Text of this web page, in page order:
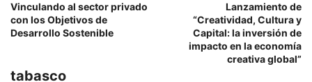
Vinculando al sector privado
con los Objetivos de
Desarrollo Sostenible
Lanzamiento de
“Creatividad, Cultura y
Capital: la inversión de
impacto en la economía
creativa global”
tabasco